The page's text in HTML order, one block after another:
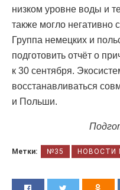
низком уровне воды и
также могло негативно
Группа немецких и
подготовить отчёт о
к 30 сентября.
восстанавливаться
и Польши.
Метки: №35 НОВОСТИ